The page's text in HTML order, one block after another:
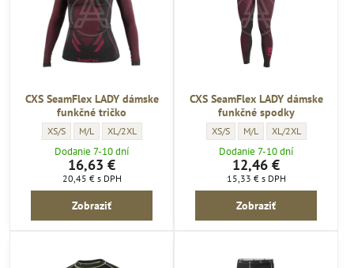
CXS SeamFlex LADY dámske
funkčné tričko
CXS SeamFlex LADY dámske funkčné tričko - VELKOSTI pracovné oblečenie:
XS/S CXS SeamFlex LADY dámske funkčné tričko - VELKOSTI pracovné
M/L CXS SeamFlex LADY dámske funkčné tričko - VELKOSTI
XL/2XL
Dodanie 7-10 dní
16,63 €
20,45 € s DPH
Zobraziť
CXS SeamFlex LADY dámske
funkčné spodky
CXS SeamFlex LADY dámske
XS/S CXS SeamFlex LADY
M/L CXS SeamFlex
XL/2XL
Dodanie 7-10 dní
12,46 €
15,33 € s DPH
Zobraziť